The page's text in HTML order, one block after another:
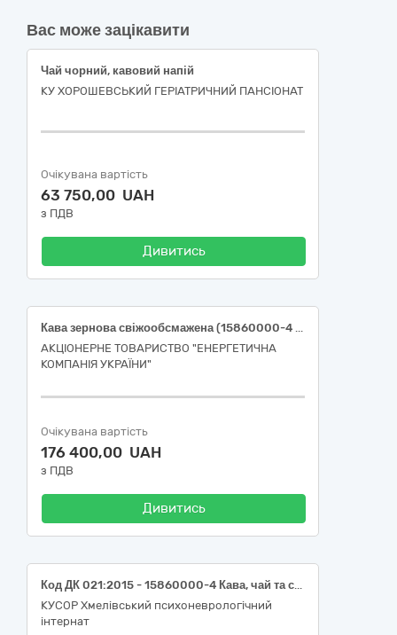
Вас може зацікавити
Чай чорний, кавовий напій
КУ ХОРОШЕВСЬКИЙ ГЕРІАТРИЧНИЙ ПАНСІОНАТ
Очікувана вартість
63 750,00 UAH
з ПДВ
Дивитись
Кава зернова свіжообсмажена (15860000-4 Кава, чай та супутня продукція)
АКЦІОНЕРНЕ ТОВАРИСТВО "ЕНЕРГЕТИЧНА
КОМПАНІЯ УКРАЇНИ"
Очікувана вартість
176 400,00 UAH
з ПДВ
Дивитись
Код ДК 021:2015 - 15860000-4 Кава, чай та супутня продукція (Кавові напої розчинні та нерозчинні фасовані)
КУСОР Хмелівський психоневрологічний
інтернат